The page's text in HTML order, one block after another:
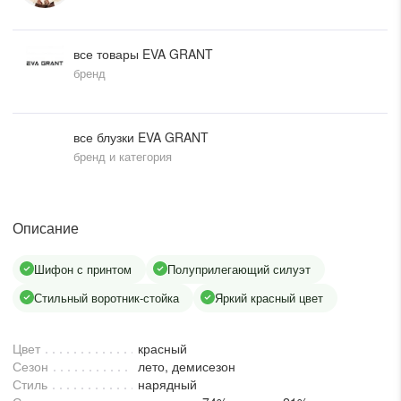
в Viber
в Telegram
колл-центра:
- 19:00
все товары EVA GRANT
бренд
все блузки EVA GRANT
бренд и категория
Описание
Шифон с принтом
Полуприлегающий силуэт
Стильный воротник-стойка
Яркий красный цвет
Цвет
красный
Сезон
лето, демисезон
Стиль
нарядный